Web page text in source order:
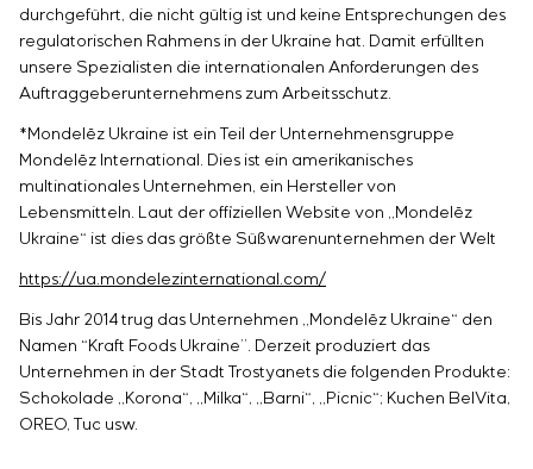
durchgeführt, die nicht gültig ist und keine Entsprechungen des
regulatorischen Rahmens in der Ukraine hat. Damit erfüllten
unsere Spezialisten die internationalen Anforderungen des
Auftraggeberunternehmens zum Arbeitsschutz.
*Mondelēz Ukraine ist ein Teil der Unternehmensgruppe
Mondelēz International. Dies ist ein amerikanisches
multinationales Unternehmen, ein Hersteller von
Lebensmitteln. Laut der offiziellen Website von „Mondelēz
Ukraine“ ist dies das größte Süßwarenunternehmen der Welt
https://ua.mondelezinternational.com/
Bis Jahr 2014 trug das Unternehmen „Mondelēz Ukraine“ den
Namen “Kraft Foods Ukraine”. Derzeit produziert das
Unternehmen in der Stadt Trostyanets die folgenden Produkte:
Schokolade „Korona“, „Milka“, „Barni“, „Picnic“; Kuchen BelVita,
OREO, Tuc usw.